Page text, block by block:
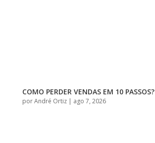
COMO PERDER VENDAS EM 10 PASSOS?
porAndré Ortiz| ago 7, 2026